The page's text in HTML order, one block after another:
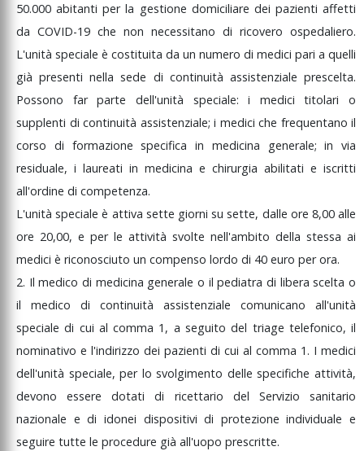
50.000abitantiperla gestione domiciliare dei pazienti affetti
da COVID-19 che non necessitano di ricovero ospedaliero.
L'unità speciale è costituita da un numero di medici pari a quelli
giàpresentinellasede di continuità assistenzialeprescelta.
Possono farparte dell'unità speciale:i medicititolari o
supplenti di continuità assistenziale; i medici che frequentano il
corso di formazionespecifica in medicina generale;in via
residuale, i laureati in medicina e chirurgia abilitati e iscritti
all'ordine di competenza.
L'unitàspecialeè attiva sette giornisusette, dalle ore 8,00alle
ore 20,00, e per le attività svolte nell'ambito della stessa ai
medici è riconosciuto un compenso lordo di 40 euro perora.
2. Ilmedicodi medicina generaleo ilpediatradi liberasceltao
il medico di continuità assistenziale comunicano all'unità
specialedi cui alcomma 1, a seguitodel triage telefonico,il
nominativo e l'indirizzo dei pazienti di cui al comma 1. I medici
dell'unità speciale,per losvolgimento dellespecificheattività,
devonoesseredotatidi ricettario del Serviziosanitario
nazionale edi idonei dispositividi protezioneindividuale e
seguire tutte le procedure già all'uopo prescritte.